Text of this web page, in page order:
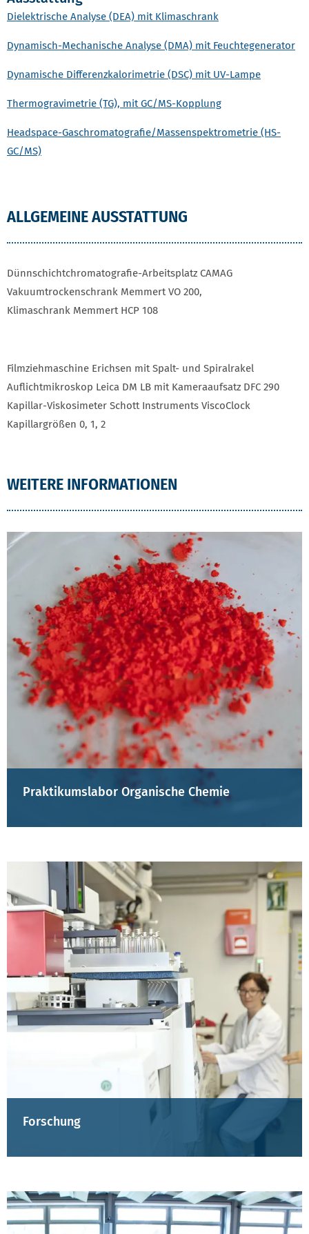
Dielektrische Analyse (DEA) mit Klimaschrank
Dynamisch-Mechanische Analyse (DMA) mit Feuchtegenerator
Dynamische Differenzkalorimetrie (DSC) mit UV-Lampe
Thermogravimetrie (TG), mit GC/MS-Kopplung
Headspace-Gaschromatografie/Massenspektrometrie (HS-
GC/MS)
ALLGEMEINE AUSSTATTUNG
Dünnschichtchromatografie-Arbeitsplatz CAMAG
Vakuumtrockenschrank Memmert VO 200,
Klimaschrank Memmert HCP 108
Filmziehmaschine Erichsen mit Spalt- und Spiralrakel
Auflichtmikroskop Leica DM LB mit Kameraaufsatz DFC 290
Kapillar-Viskosimeter Schott Instruments ViscoClock
Kapillargrößen 0, 1, 2
WEITERE INFORMATIONEN
Praktikumslabor Organische Chemie
Forschung